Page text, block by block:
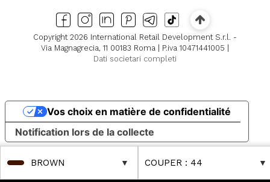
BROWN COUPER : 44
Copyright 2026 International Retail Development S.r.l. -
Via Magnagrecia, 11 00183 Roma | P.iva 10471441005 |
Dati societari completi
Notification lors de la collecte
Vos choix en matière de confidentialité